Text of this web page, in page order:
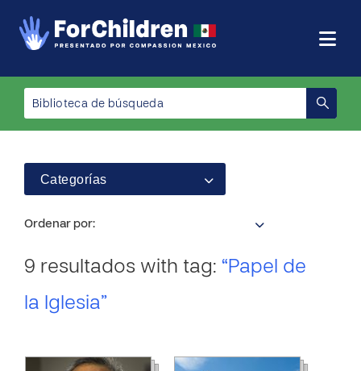
Categorías
Ordenar por:
9 resultados with tag: “Papel de
la Iglesia”